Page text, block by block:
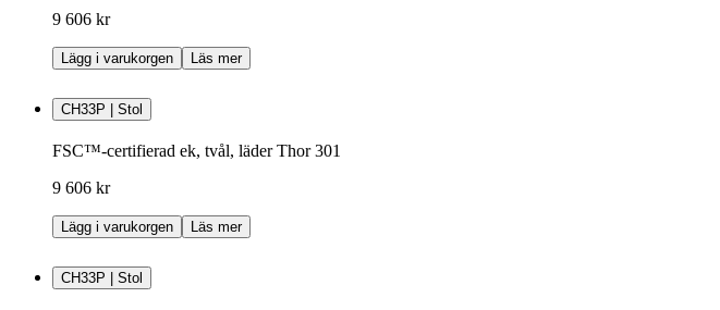
9 606 kr
Lägg i varukorgen Läs mer
CH33P | Stol
FSC™-certifierad ek, tvål, läder Thor 301
9 606 kr
Lägg i varukorgen Läs mer
CH33P | Stol